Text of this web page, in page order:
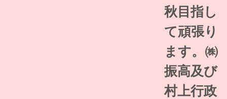
秋目指し
て頑張り
ます。㈱
振高及び
村上行政